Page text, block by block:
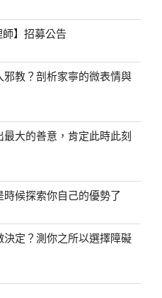
】招募公告
邪教？剖析家寧的微表情與
大的善意，肯定此時此刻
候探索你自己的優勢了
決定？測你之所以選擇障礙